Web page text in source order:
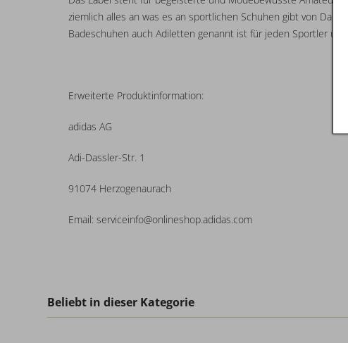
ziemlich alles an was es an sportlichen Schuhen gibt von
Badeschuhen auch Adiletten genannt ist für jeden Sportler
Erweiterte Produktinformation:
adidas AG
Adi-Dassler-Str. 1
91074 Herzogenaurach
Email: serviceinfo@onlineshop.adidas.com
Beliebt in dieser Kategorie